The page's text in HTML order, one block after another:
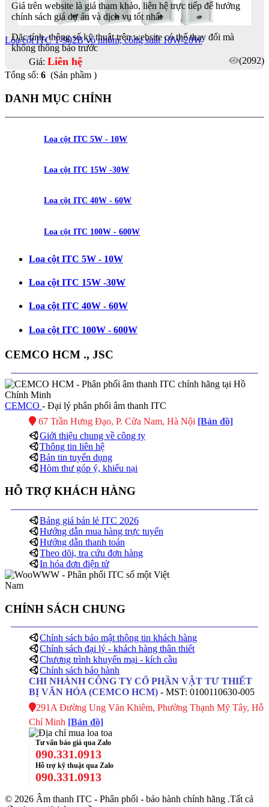
Loa cột ITC T-902B vỏ nhôm, công suất 10W-20W
Giá: Liên hệ (2092)
Giá trên website là giá tham khảo, liên hệ trực tiếp để hưởng
chính sách giá dự án và dịch vụ tốt nhất
Đặc tính, thông số kỹ thuật trên website có thể thay đổi mà
không thông báo trước
Tổng số: 6 (Sản phầm )
DANH MỤC CHÍNH
Loa cột ITC 5W - 10W
Loa cột ITC 15W -30W
Loa cột ITC 40W - 60W
Loa cột ITC 100W - 600W
Loa cột ITC 5W - 10W
Loa cột ITC 15W -30W
Loa cột ITC 40W - 60W
Loa cột ITC 100W - 600W
CEMCO HCM ., JSC
CEMCO - Đại lý phân phối âm thanh ITC
67 Trần Hưng Đạo, P. Cửa Nam, Hà Nội [Bản đồ]
Giới thiệu chung về công ty
Thông tin liên hệ
Bản tin tuyển dụng
Hòm thư góp ý, khiếu nại
HỖ TRỢ KHÁCH HÀNG
Bảng giá bán lẻ ITC 2026
Hướng dẫn mua hàng trực tuyến
Hướng dẫn thanh toán
Theo dõi, tra cứu đơn hàng
In hóa đơn điện tử
CHÍNH SÁCH CHUNG
Chính sách bảo mật thông tin khách hàng
Chính sách đại lý - khách hàng thân thiết
Chương trình khuyến mại - kích cầu
Chính sách bảo hành
CHI NHÁNH CÔNG TY CỔ PHẦN VẬT TƯ THIẾT
BỊ VĂN HÓA (CEMCO HCM) - MST: 0100110630-005
291A Đường Ung Văn Khiêm, Phường Thạnh Mỹ Tây, Hỗ
Chí Minh [Bản đồ]
Tư vấn báo giá qua Zalo
090.331.0913
Hỗ trợ kỹ thuật qua Zalo
090.331.0913
© 2026 Âm thanh ITC - Phân phối - bảo hành chính hãng .Tất cả